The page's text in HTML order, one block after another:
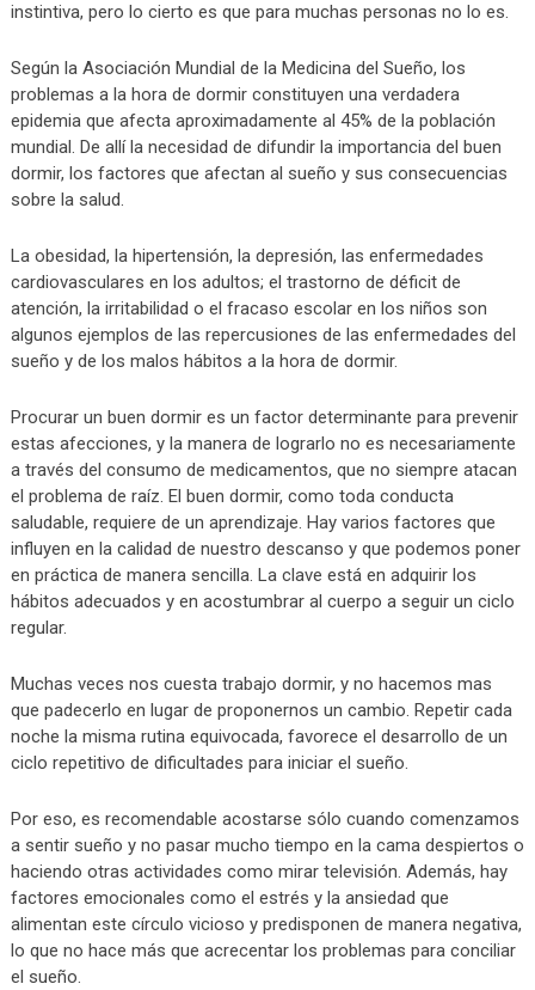
instintiva, pero lo cierto es que para muchas personas no lo es.
Según la Asociación Mundial de la Medicina del Sueño, los
problemas a la hora de dormir constituyen una verdadera
epidemia que afecta aproximadamente al 45% de la población
mundial. De allí la necesidad de difundir la importancia del buen
dormir, los factores que afectan al sueño y sus consecuencias
sobre la salud.
La obesidad, la hipertensión, la depresión, las enfermedades
cardiovasculares en los adultos; el trastorno de déficit de
atención, la irritabilidad o el fracaso escolar en los niños son
algunos ejemplos de las repercusiones de las enfermedades del
sueño y de los malos hábitos a la hora de dormir.
Procurar un buen dormir es un factor determinante para prevenir
estas afecciones, y la manera de lograrlo no es necesariamente
a través del consumo de medicamentos, que no siempre atacan
el problema de raíz. El buen dormir, como toda conducta
saludable, requiere de un aprendizaje. Hay varios factores que
influyen en la calidad de nuestro descanso y que podemos poner
en práctica de manera sencilla. La clave está en adquirir los
hábitos adecuados y en acostumbrar al cuerpo a seguir un ciclo
regular.
Muchas veces nos cuesta trabajo dormir, y no hacemos mas
que padecerlo en lugar de proponernos un cambio. Repetir cada
noche la misma rutina equivocada, favorece el desarrollo de un
ciclo repetitivo de dificultades para iniciar el sueño.
Por eso, es recomendable acostarse sólo cuando comenzamos
a sentir sueño y no pasar mucho tiempo en la cama despiertos o
haciendo otras actividades como mirar televisión. Además, hay
factores emocionales como el estrés y la ansiedad que
alimentan este círculo vicioso y predisponen de manera negativa,
lo que no hace más que acrecentar los problemas para conciliar
el sueño.